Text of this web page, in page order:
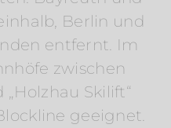
Berlin und
entfernt. Im
zwischen
Skilift“
geeignet.